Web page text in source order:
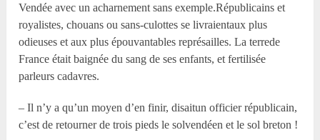
Vendée avec un acharnement sans exemple.Républicains et
royalistes, chouans ou sans-culottes se livraientaux plus
odieuses et aux plus épouvantables représailles. La terrede
France était baignée du sang de ses enfants, et fertilisée
parleurs cadavres.
– Il n’y a qu’un moyen d’en finir, disaitun officier républicain,
c’est de retourner de trois pieds le solvendéen et le sol breton !